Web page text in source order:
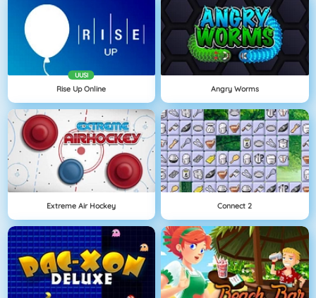
UUSI
Rise Up Online Angry Worms
Extreme Air Hockey Connect 2